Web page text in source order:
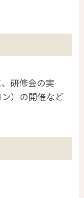
研修会の実
）の開催など